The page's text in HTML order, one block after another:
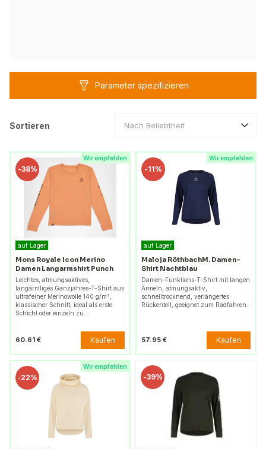
Parameter spezifizieren
Sortieren Nach Beliebtheit
Wir empfehlen
-38%
auf Lager
Mons Royale Icon Merino
Damen Langarmshirt Punch
Leichtes, atmungsaktives,
langärmliges Ganzjahres-T-Shirt aus
ultrafeiner Merinowolle 140 g/m²,
klassischer Schnitt, ideal als erste
Schicht oder einzeln zu…
60.61 € Kaufen
Wir empfehlen
-11%
auf Lager
Maloja RöthbachM. Damen-
Shirt Nachtblau
Damen-Funktions-T-Shirt mit langen
Ärmeln, atmungsaktiv,
schnelltrocknend, verlängertes
Rückenteil, geeignet zum Radfahren.
57.95 € Kaufen
Wir empfehlen
-22% -39%